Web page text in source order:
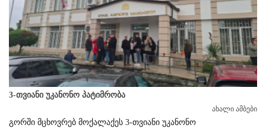
3-თვიანი უკანონო პატიმრობა
ახალი ამბები
გორში მცხოვრებ მოქალაქეს 3-თვიანი უკანონო